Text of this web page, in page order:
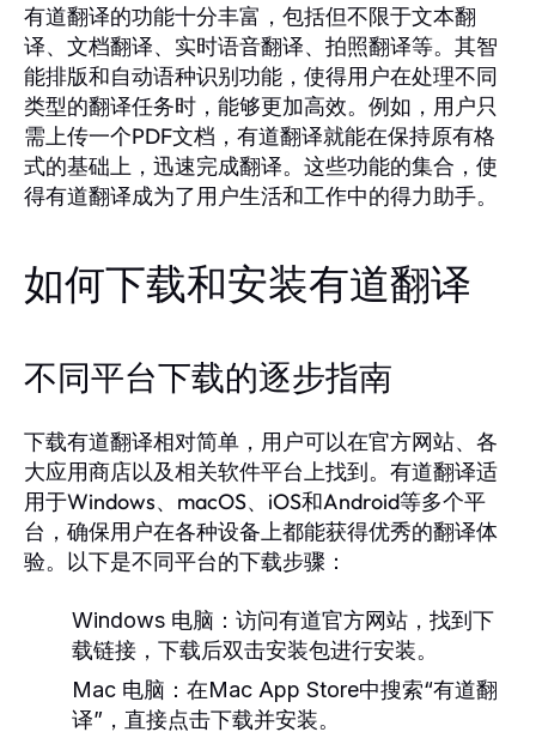
有道翻译的功能十分丰富，包括但不限于文本翻
译、文档翻译、实时语音翻译、拍照翻译等。其智
能排版和自动语种识别功能，使得用户在处理不同
类型的翻译任务时，能够更加高效。例如，用户只
需上传一个PDF文档，有道翻译就能在保持原有格
式的基础上，迅速完成翻译。这些功能的集合，使
得有道翻译成为了用户生活和工作中的得力助手。
如何下载和安装有道翻译
不同平台下载的逐步指南
下载有道翻译相对简单，用户可以在官方网站、各
大应用商店以及相关软件平台上找到。有道翻译适
用于Windows、macOS、iOS和Android等多个平
台，确保用户在各种设备上都能获得优秀的翻译体
验。以下是不同平台的下载步骤：
Windows 电脑： 访问有道官方网站，找到下
载链接，下载后双击安装包进行安装。
Mac 电脑： 在Mac App Store中搜索“有道翻
译”，直接点击下载并安装。